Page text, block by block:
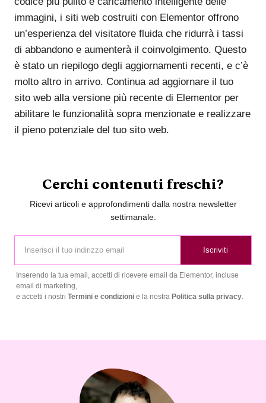
immagini, i siti web costruiti con Elementor offrono
un’esperienza del visitatore fluida che ridurrà i tassi
di abbandono e aumenterà il coinvolgimento. Questo
è stato un riepilogo degli aggiornamenti recenti, e c’è
molto altro in arrivo. Continua ad aggiornare il tuo
sito web alla versione più recente di Elementor per
abilitare le funzionalità sopra menzionate e realizzare
il pieno potenziale del tuo sito web.
Cerchi contenuti freschi?
Ricevi articoli e approfondimenti dalla nostra newsletter
settimanale.
Iscriviti
Inserendo la tua email, accetti di ricevere email da Elementor, incluse
email di marketing,
e accetti i nostri Termini e condizioni e la nostra Politica sulla privacy